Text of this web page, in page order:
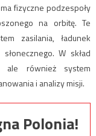
fizyczne podzespoły
na orbitę. Te
zasilania, ładunek
W skład
ale również system
i analizy misji.
Polonia!